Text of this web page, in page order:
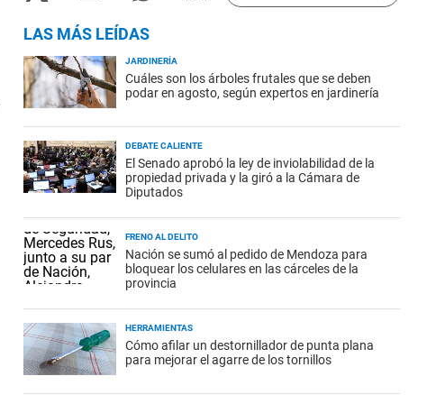
LAS MÁS LEÍDAS
JARDINERÍA
Cuáles son los árboles frutales que se deben
podar en agosto, según expertos en jardinería
DEBATE CALIENTE
El Senado aprobó la ley de inviolabilidad de la
propiedad privada y la giró a la Cámara de
Diputados
FRENO AL DELITO
Nación se sumó al pedido de Mendoza para
bloquear los celulares en las cárceles de la
provincia
HERRAMIENTAS
Cómo afilar un destornillador de punta plana
para mejorar el agarre de los tornillos